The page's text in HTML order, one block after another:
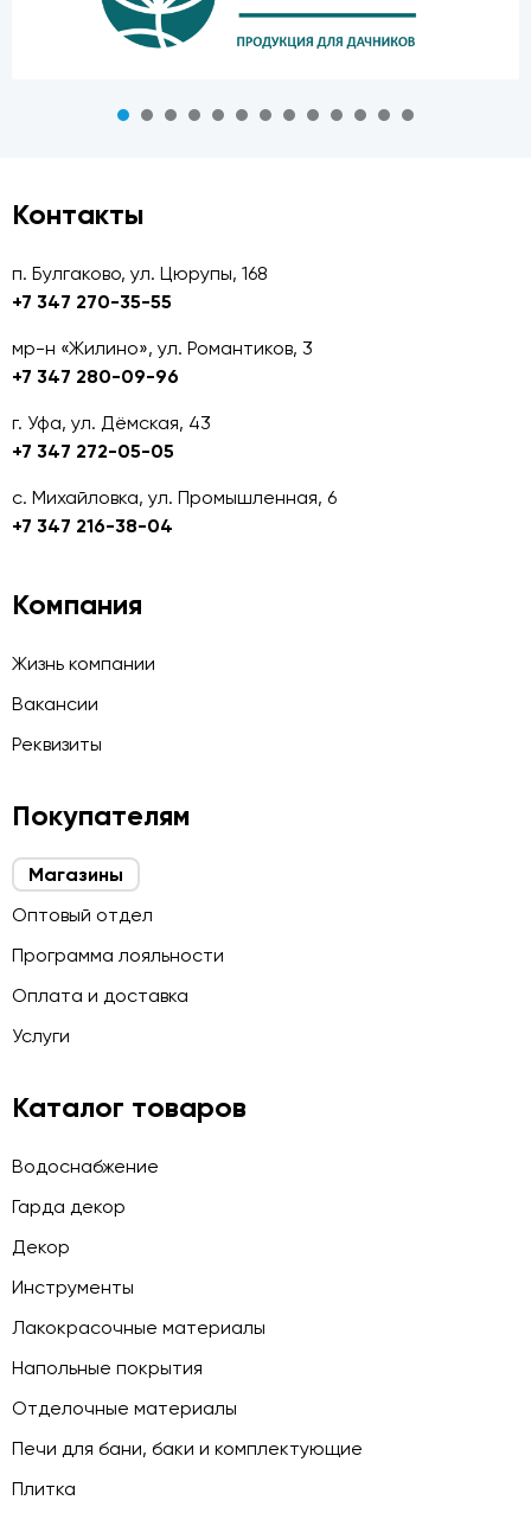
Контакты
п. Булгаково, ул. Цюрупы, 168
+7 347 270-35-55
мр-н «Жилино», ул. Романтиков, 3
+7 347 280-09-96
г. Уфа, ул. Дёмская, 43
+7 347 272-05-05
с. Михайловка, ул. Промышленная, 6
+7 347 216-38-04
Компания
Жизнь компании
Вакансии
Реквизиты
Покупателям
Магазины
Оптовый отдел
Программа лояльности
Оплата и доставка
Услуги
Каталог товаров
Водоснабжение
Гарда декор
Декор
Инструменты
Лакокрасочные материалы
Напольные покрытия
Отделочные материалы
Печи для бани, баки и комплектующие
Плитка